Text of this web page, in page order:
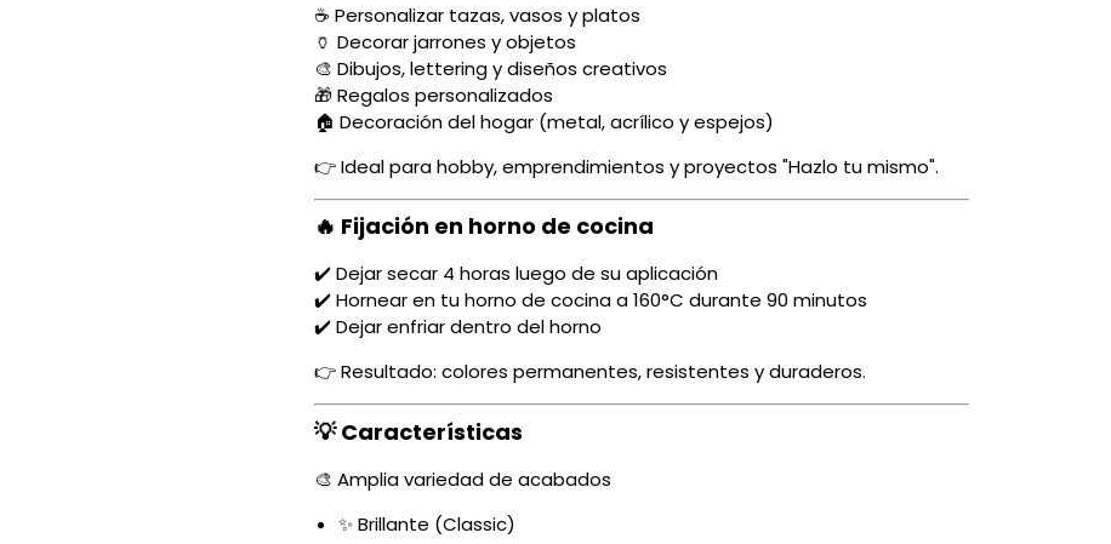
☕ Personalizar tazas, vasos y platos
🏺 Decorar jarrones y objetos
🎨 Dibujos, lettering y diseños creativos
🎁 Regalos personalizados
🏠 Decoración del hogar (metal, acrílico y espejos)
👉 Ideal para hobby, emprendimientos y proyectos "Hazlo tu mismo".
🔥 Fijación en horno de cocina
✔️ Dejar secar 4 horas luego de su aplicación
✔️ Hornear en tu horno de cocina a 160°C durante 90 minutos
✔️ Dejar enfriar dentro del horno
👉 Resultado: colores permanentes, resistentes y duraderos.
💡 Características
🎨 Amplia variedad de acabados
✨ Brillante (Classic)